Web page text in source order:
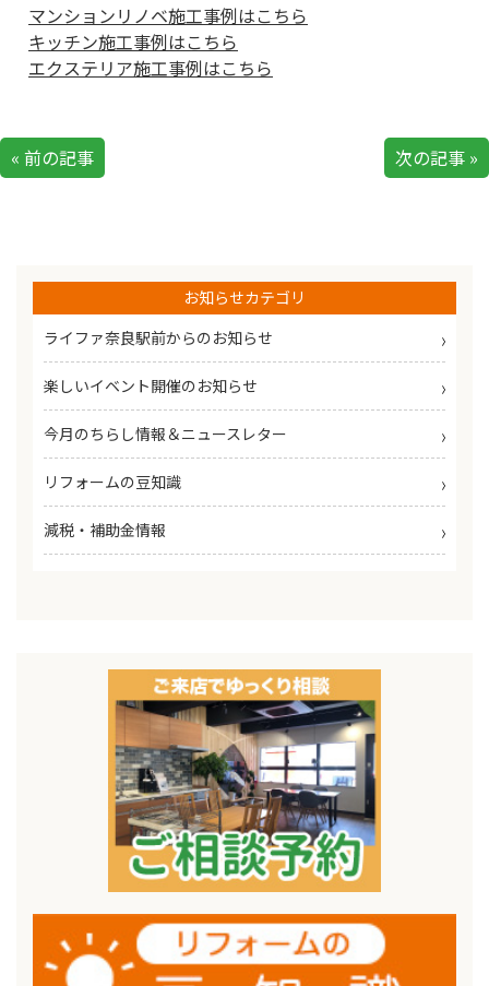
マンションリノベ施工事例はこちら
キッチン施工事例はこちら
エクステリア施工事例はこちら
« 前の記事 次の記事 »
お知らせカテゴリ
ライファ奈良駅前からのお知らせ
楽しいイベント開催のお知らせ
今月のちらし情報＆ニュースレター
リフォームの豆知識
減税・補助金情報